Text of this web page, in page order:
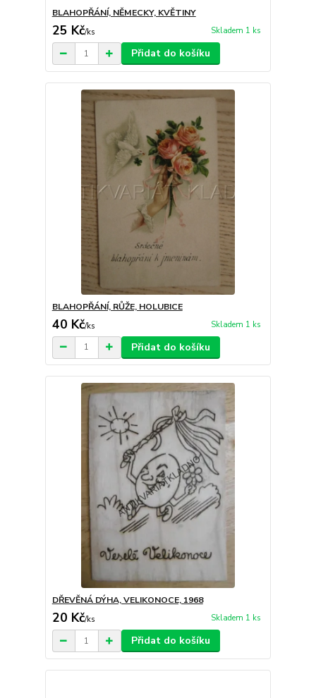
BLAHOPŘÁNÍ, NĚMECKY, KVĚTINY
25 Kč/ks Skladem 1 ks
Přidat do košíku
BLAHOPŘÁNÍ, RŮŽE, HOLUBICE
40 Kč/ks Skladem 1 ks
Přidat do košíku
DŘEVĚNÁ DÝHA, VELIKONOCE, 1968
20 Kč/ks Skladem 1 ks
Přidat do košíku